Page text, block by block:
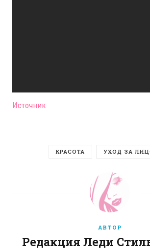
Источник
КРАСОТА УХОД ЗА
АВТОР
Редакция Леди